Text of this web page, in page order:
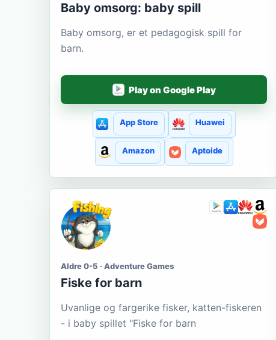
Baby omsorg: baby spill
Baby omsorg, er et pedagogisk spill for
barn.
Play on Google Play
App Store Huawei
Amazon Aptoide
Aldre 0-5 · Adventure Games
Fiske for barn
Uvanlige og fargerike fisker, katten-fiskeren
- i baby spillet "Fiske for barn